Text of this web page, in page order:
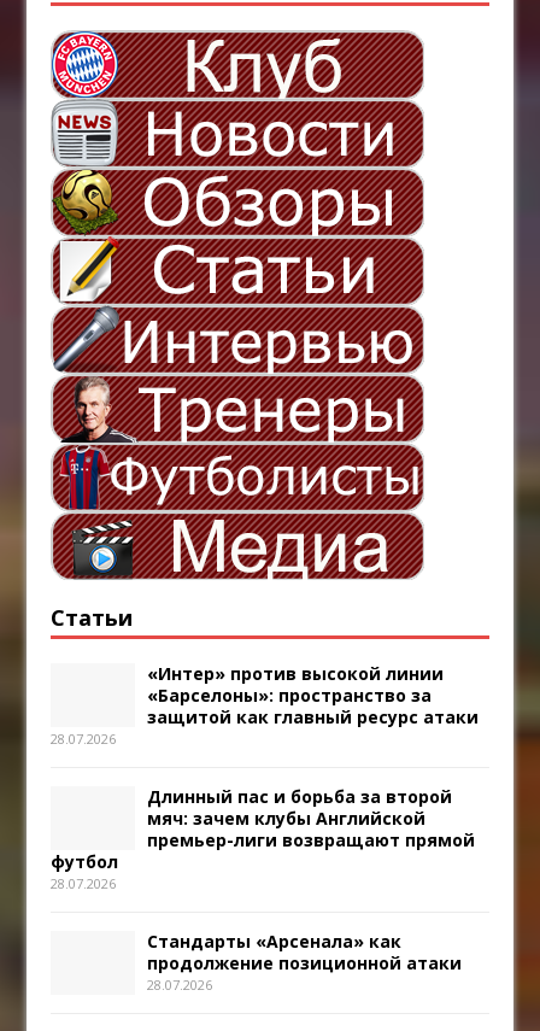
Статьи
«Интер» против высокой линии
«Барселоны»: пространство за
защитой как главный ресурс атаки
28.07.2026
Длинный пас и борьба за второй
мяч: зачем клубы Английской
премьер-лиги возвращают прямой
футбол
28.07.2026
Стандарты «Арсенала» как
продолжение позиционной атаки
28.07.2026